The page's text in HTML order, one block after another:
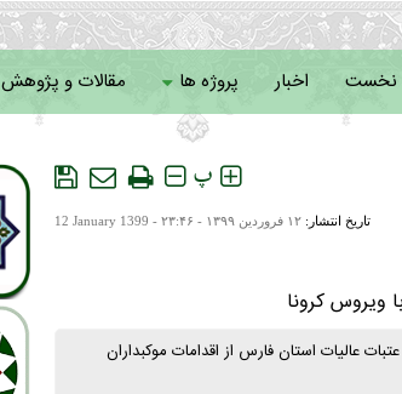
نخست اخبار پروژه ها مقالات و پژوهش
پ
تاریخ انتشار: ۱۲ فروردين ۱۳۹۹ - ۲۳:۴۶ - 12 January 1399
ویروس کرونا
عالیات استان فارس از اقدامات موکبداران